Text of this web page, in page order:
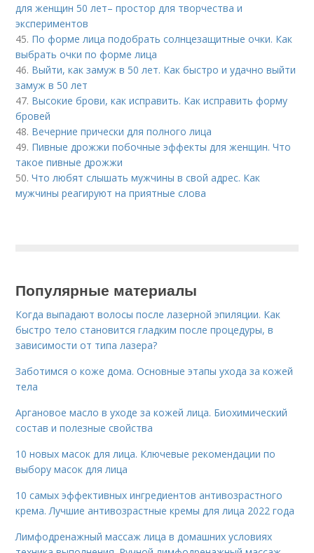
для женщин 50 лет– простор для творчества и
экспериментов
45. По форме лица подобрать солнцезащитные очки. Как
выбрать очки по форме лица
46. Выйти, как замуж в 50 лет. Как быстро и удачно выйти
замуж в 50 лет
47. Высокие брови, как исправить. Как исправить форму
бровей
48. Вечерние прически для полного лица
49. Пивные дрожжи побочные эффекты для женщин. Что
такое пивные дрожжи
50.Что любят слышать мужчины в свой адрес. Как
мужчины реагируют на приятные слова
Популярные материалы
Когда выпадают волосы после лазерной эпиляции. Как
быстро тело становится гладким после процедуры, в
зависимости от типа лазера?
Заботимся о коже дома. Основные этапы ухода за кожей
тела
Аргановое масло в уходе за кожей лица. Биохимический
состав и полезные свойства
10 новых масок для лица. Ключевые рекомендации по
выбору масок для лица
10 самых эффективных ингредиентов антивозрастного
крема. Лучшие антивозрастные кремы для лица 2022 года
Лимфодренажный массаж лица в домашних условиях